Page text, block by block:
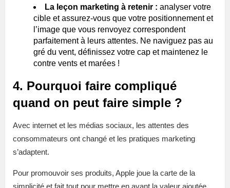
La leçon marketing à retenir : analyser votre
cible et assurez-vous que votre positionnement et
l’image que vous renvoyez correspondent
parfaitement à leurs attentes. Ne naviguez pas au
gré du vent, définissez votre cap et maintenez le
contre vents et marées !
4. Pourquoi faire compliqué
quand on peut faire simple ?
Avec internet et les médias sociaux, les attentes des
consommateurs ont changé et les pratiques marketing
s’adaptent.
Pour promouvoir ses produits, Apple joue la carte de la